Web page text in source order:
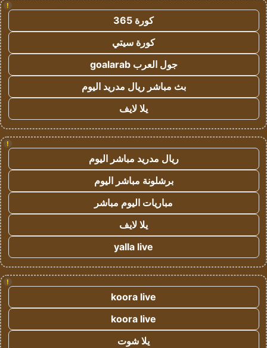
!
كورة 365
كورة سيتي
جول العرب goalarab
بث مباشر ريال مدريد اليوم
يلا لايف
!
ريال مدريد مباشر اليوم
برشلونة مباشر اليوم
مباريات اليوم مباشر
يلا لايف
yalla live
!
koora live
koora live
يلا شوت